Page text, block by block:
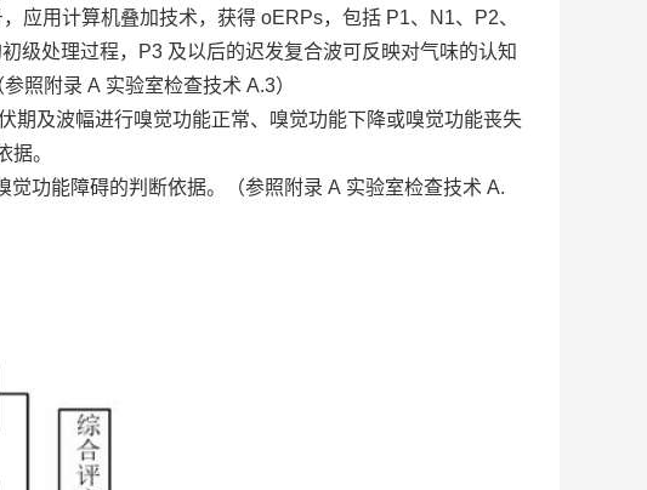
应用计算机叠加技术，获得 oERPs，包括 P1、N1、P2、
级处理过程，P3 及以后的迟发复合波可反映对气味的认知
照附录 A 实验室检查技术 A.3）
期及波幅进行嗅觉功能正常、嗅觉功能下降或嗅觉功能丧失
。
功能障碍的判断依据。（参照附录 A 实验室检查技术 A.